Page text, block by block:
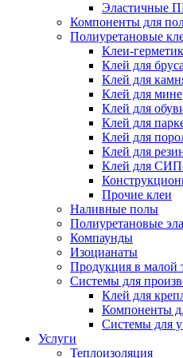
Эластичные
Компоненты для
Полиуретановые
Клеи-
Клей для бруса
Клей для
Клей для
Клей для
Клей для
Клей для
Клей для
Клей для
Прочие клеи
Наливные полы
Полиуретановые
Компаунды
Изоцианаты
Продукция в малой
Системы для
Клей для
Компоненты
Системы для
Услуги
Теплоизоляция